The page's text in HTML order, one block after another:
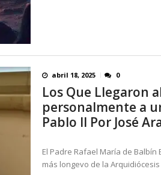
abril 18, 2025 0
Los Que Llegaron
personalmente a
Pablo II Por José
El Padre Rafael María de
más longevo de la